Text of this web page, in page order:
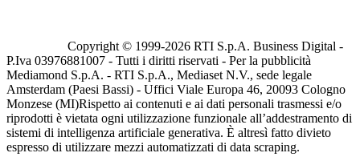
Copyright © 1999-2026 RTI S.p.A. Business Digital -
P.Iva 03976881007 - Tutti i diritti riservati - Per la pubblicità
Mediamond S.p.A. - RTI S.p.A., Mediaset N.V., sede legale
Amsterdam (Paesi Bassi) - Uffici Viale Europa 46, 20093 Cologno
Monzese (MI)Rispetto ai contenuti e ai dati personali trasmessi e/o
riprodotti è vietata ogni utilizzazione funzionale all’addestramento di
sistemi di intelligenza artificiale generativa. È altresì fatto divieto
espresso di utilizzare mezzi automatizzati di data scraping.